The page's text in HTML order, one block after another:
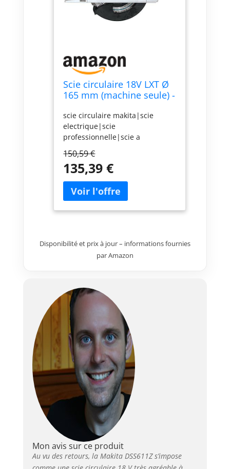
Scie circulaire 18V LXT Ø
165 mm (machine seule) -
scie circulaire makita|scie
electrique|scie
professionnelle|scie a
circulaire pas cher|scie
circulaire sans fil|achat scie
circulaire|scie circulaire 18
V|scie circulaire nue|scie
circulaire
neuve|DSS611Z|DSS611
150,59 €
135,39 €
Disponibilité et prix à jour – informations fournies
par Amazon
Mon avis sur ce produit
Au vu des retours, la Makita DSS611Z s’impose